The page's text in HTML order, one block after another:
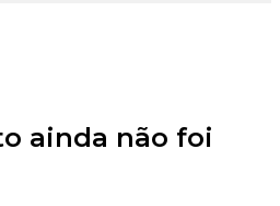
ainda não foi